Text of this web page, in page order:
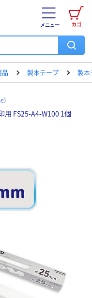
カゴ
メニュー
品 製本テープ 製本
用 FS25-A4-W100 1個